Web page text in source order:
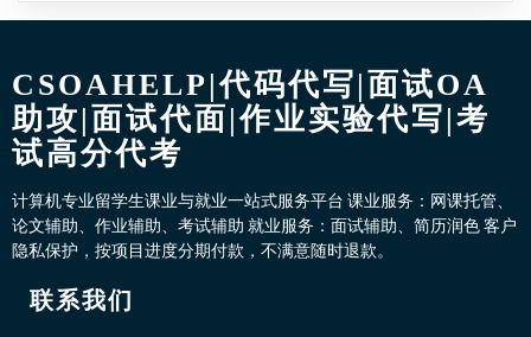
CSOAHELP|代码代写|面试OA
助攻|面试代面|作业实验代写|考
试高分代考
计算机专业留学生课业与就业一站式服务平台 课业服务：网课托管、
论文辅助、作业辅助、考试辅助 就业服务：面试辅助、简历润色 客户
隐私保护，按项目进度分期付款，不满意随时退款。
联系我们